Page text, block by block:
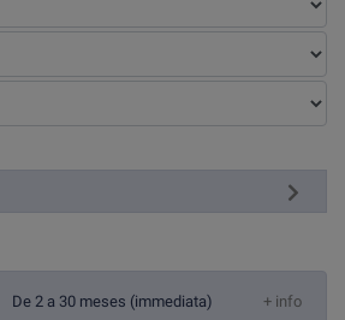
De 2 a 30 meses (immediata) + info